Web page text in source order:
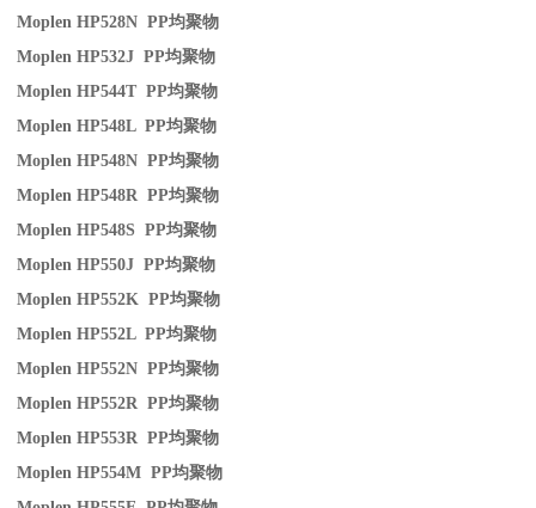
Moplen HP528N PP均聚物
Moplen HP532J PP均聚物
Moplen HP544T PP均聚物
Moplen HP548L PP均聚物
Moplen HP548N PP均聚物
Moplen HP548R PP均聚物
Moplen HP548S PP均聚物
Moplen HP550J PP均聚物
Moplen HP552K PP均聚物
Moplen HP552L PP均聚物
Moplen HP552N PP均聚物
Moplen HP552R PP均聚物
Moplen HP553R PP均聚物
Moplen HP554M PP均聚物